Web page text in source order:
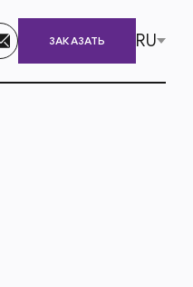
ЗАКАЗАТЬ RU